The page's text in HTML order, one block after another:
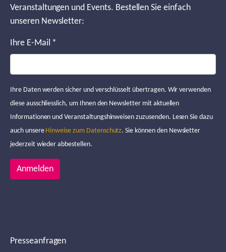
Veranstaltungen und Events. Bestellen Sie einfach
unseren Newsletter:
Ihre E-Mail *
Ihre Daten werden sicher und verschlüsselt übertragen. Wir verwenden
diese ausschliesslich, um Ihnen den Newsletter mit aktuellen
Informationen und Veranstaltungshinweisen zuzusenden. Lesen Sie dazu
auch unsere Hinweise zum Datenschutz. Sie können den Newsletter
jederzeit wieder abbestellen.
Anmelden
Presseanfragen